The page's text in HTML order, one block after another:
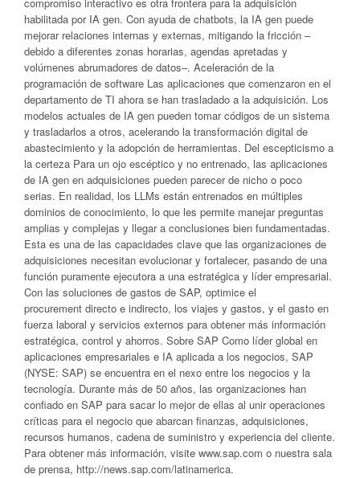
habilitada por IA gen. Con ayuda de chatbots, la IA gen puede
mejorar relaciones internas y externas, mitigando la fricción –
debido a diferentes zonas horarias, agendas apretadas y
volúmenes abrumadores de datos–. Aceleración de la
programación de software Las aplicaciones que comenzaron en el
departamento de TI ahora se han trasladado a la adquisición. Los
modelos actuales de IA gen pueden tomar códigos de un sistema
y trasladarlos a otros, acelerando la transformación digital de
abastecimiento y la adopción de herramientas. Del escepticismo a
la certeza Para un ojo escéptico y no entrenado, las aplicaciones
de IA gen en adquisiciones pueden parecer de nicho o poco
serias. En realidad, los LLMs están entrenados en múltiples
dominios de conocimiento, lo que les permite manejar preguntas
amplias y complejas y llegar a conclusiones bien fundamentadas.
Esta es una de las capacidades clave que las organizaciones de
adquisiciones necesitan evolucionar y fortalecer, pasando de una
función puramente ejecutora a una estratégica y líder empresarial.
Con las soluciones de gastos de SAP, optimice el
procurement directo e indirecto, los viajes y gastos, y el gasto en
fuerza laboral y servicios externos para obtener más información
estratégica, control y ahorros. Sobre SAP Como líder global en
aplicaciones empresariales e IA aplicada a los negocios, SAP
(NYSE: SAP) se encuentra en el nexo entre los negocios y la
tecnología. Durante más de 50 años, las organizaciones han
confiado en SAP para sacar lo mejor de ellas al unir operaciones
críticas para el negocio que abarcan finanzas, adquisiciones,
recursos humanos, cadena de suministro y experiencia del cliente.
Para obtener más información, visite www.sap.com o nuestra sala
de prensa, http://news.sap.com/latinamerica.